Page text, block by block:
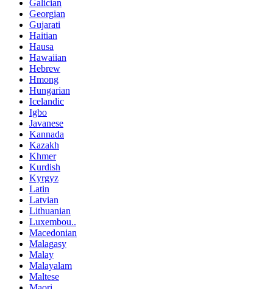
Galician
Georgian
Gujarati
Haitian
Hausa
Hawaiian
Hebrew
Hmong
Hungarian
Icelandic
Igbo
Javanese
Kannada
Kazakh
Khmer
Kurdish
Kyrgyz
Latin
Latvian
Lithuanian
Luxembou..
Macedonian
Malagasy
Malay
Malayalam
Maltese